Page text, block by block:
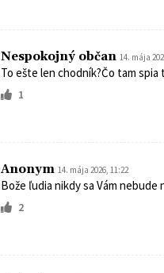
Nespokojný občan 14. mája
To ešte len chodník?Čo tam
1
Anonym 14. mája 2026, 11:22
Bože ľudia nikdy sa Vám nebude
2